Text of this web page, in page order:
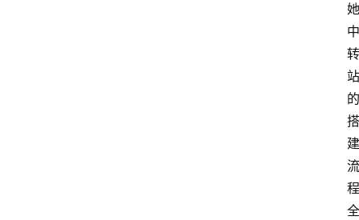
她
中
转
站
的
搭
建
流
程
全